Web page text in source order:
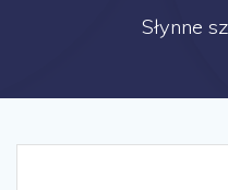
Słynne